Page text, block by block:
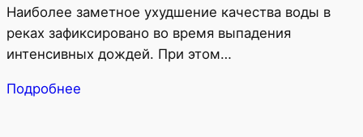
Наиболее заметное ухудшение качества воды в
реках зафиксировано во время выпадения
интенсивных дождей. При этом…
Подробнее